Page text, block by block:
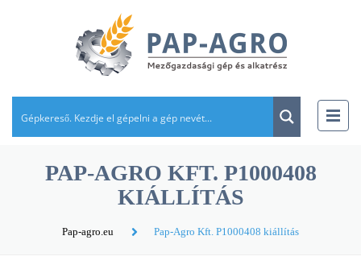
PAP-AGRO KFT. P1000408
KIÁLLÍTÁS
Pap-agro.eu Pap-Agro Kft. P1000408 kiállítás